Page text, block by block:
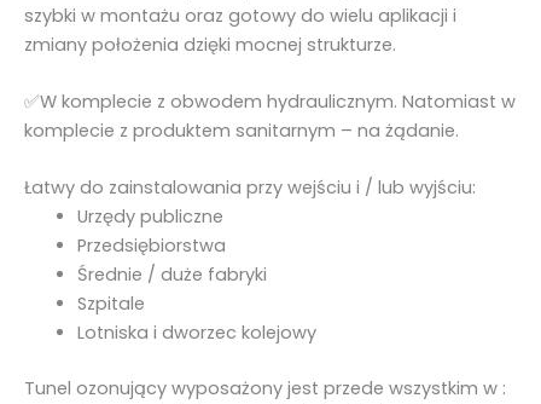
szybki w montażu oraz gotowy do wielu aplikacji i
zmiany położenia dzięki mocnej strukturze.
✅W komplecie z obwodem hydraulicznym. Natomiast w
komplecie z produktem sanitarnym – na żądanie.
Łatwy do zainstalowania przy wejściu i / lub wyjściu:
Urzędy publiczne
Przedsiębiorstwa
Średnie / duże fabryki
Szpitale
Lotniska i dworzec kolejowy
Tunel ozonujący wyposażony jest przede wszystkim w :